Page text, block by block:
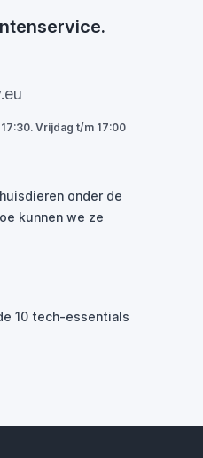
Vrijdag t/m 17:00
onder de
kunnen we ze
10 tech-essentials